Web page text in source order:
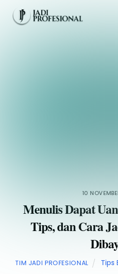
content
10
Menulis Dapat
Tips, dan Cara
TIM JADI PROFESIONAL Tips